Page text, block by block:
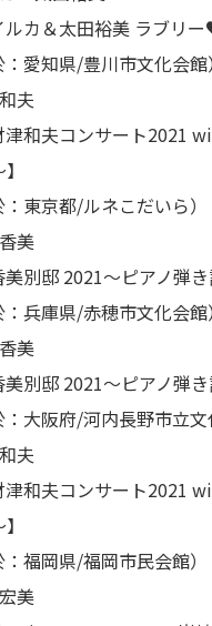
太田裕美 ラブリー♥
県/豊川市文化会館）
夫
コンサート2021
都/ルネこだいら）
美
2021～ピアノ弾き語
県/赤穂市文化会館）
美
2021～ピアノ弾き語
府/河内長野市立文化
夫
コンサート2021
県/福岡市民会館）
美